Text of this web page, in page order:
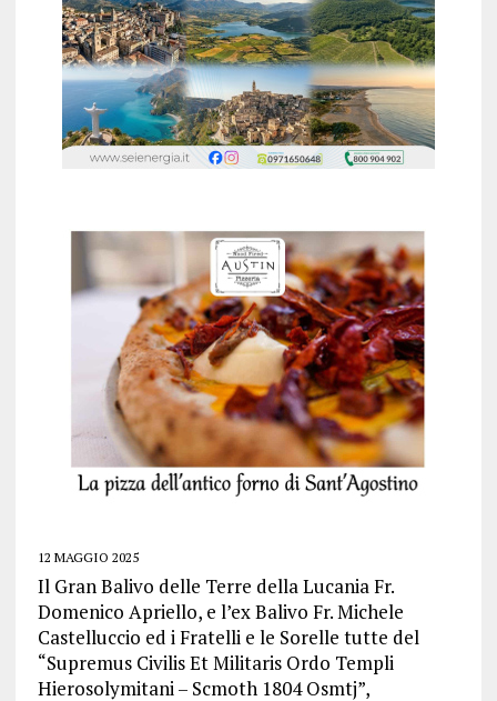
12 MAGGIO 2025
Il Gran Balivo delle Terre della Lucania Fr.
Domenico Apriello, e l’ex Balivo Fr. Michele
Castelluccio ed i Fratelli e le Sorelle tutte del
“Supremus Civilis Et Militaris Ordo Templi
Hierosolymitani – Scmoth 1804 Osmtj”,